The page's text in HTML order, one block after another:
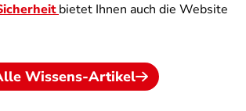
bietet Ihnen auch die Website
Wissens-Artikel